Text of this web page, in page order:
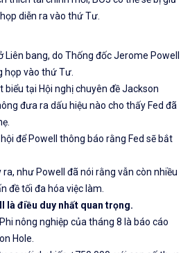
diễn ra vào thứ Tư.
Liên bang, do Thống đốc Jerome Powell
họp vào thứ Tư.
biểu tại Hội nghị chuyên đề Jackson
đưa ra dấu hiệu nào cho thấy Fed đã
để Powell thông báo rằng Fed sẽ bắt
như Powell đã nói rằng vẫn còn nhiều
đề tối đa hóa việc làm.
là điều duy nhất quan trọng.
nông nghiệp của tháng 8 là báo cáo
Hole.